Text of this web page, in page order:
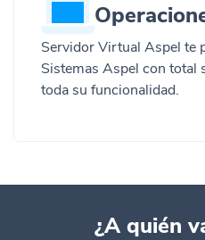
Servidor Virtual Aspel te
Sistemas Aspel con total
toda su funcionalidad.
¿A quién